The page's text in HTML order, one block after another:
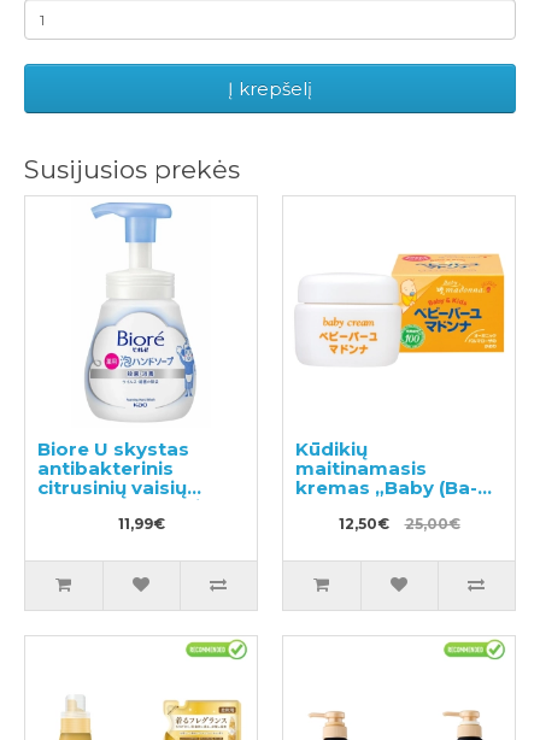
Į krepšelį
Susijusios prekės
Biore U skystas
antibakterinis
citrusinių vaisių
kvapo rankų muilas
11,99€
Kūdikių
maitinamasis
kremas „Baby (Ba-
12,50€ 25,00€